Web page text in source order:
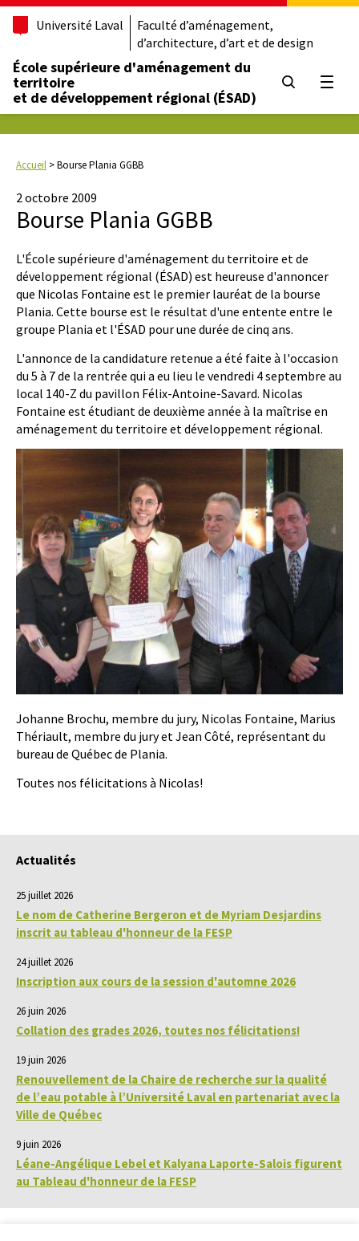
Université Laval
Faculté d’aménagement,
d’architecture, d’art et de design
École supérieure d'aménagement du
territoire
et de développement régional (ÉSAD)
Accueil >Bourse Plania GGBB
2 octobre 2009
Bourse Plania GGBB
L'École supérieure d'aménagement du territoire et de
développement régional (ÉSAD) est heureuse d'annoncer
que Nicolas Fontaine est le premier lauréat de la bourse
Plania. Cette bourse est le résultat d'une entente entre le
groupe Plania et l'ÉSAD pour une durée de cinq ans.
L'annonce de la candidature retenue a été faite à l'occasion
du 5 à 7 de la rentrée qui a eu lieu le vendredi 4 septembre au
local 140-Z du pavillon Félix-Antoine-Savard. Nicolas
Fontaine est étudiant de deuxième année à la maîtrise en
aménagement du territoire et développement régional.
Johanne Brochu, membre du jury, Nicolas Fontaine, Marius
Thériault, membre du jury et Jean Côté, représentant du
bureau de Québec de Plania.
Toutes nos félicitations à Nicolas!
Actualités
25 juillet 2026
Le nom de Catherine Bergeron et de Myriam Desjardins
inscrit au tableau d'honneur de la FESP
24 juillet 2026
Inscription aux cours de la session d'automne 2026
26 juin 2026
Collation des grades 2026, toutes nos félicitations!
19 juin 2026
Renouvellement de la Chaire de recherche sur la qualité
de l’eau potable à l’Université Laval en partenariat avec la
Ville de Québec
9 juin 2026
Léane-Angélique Lebel et Kalyana Laporte-Salois figurent
au Tableau d'honneur de la FESP